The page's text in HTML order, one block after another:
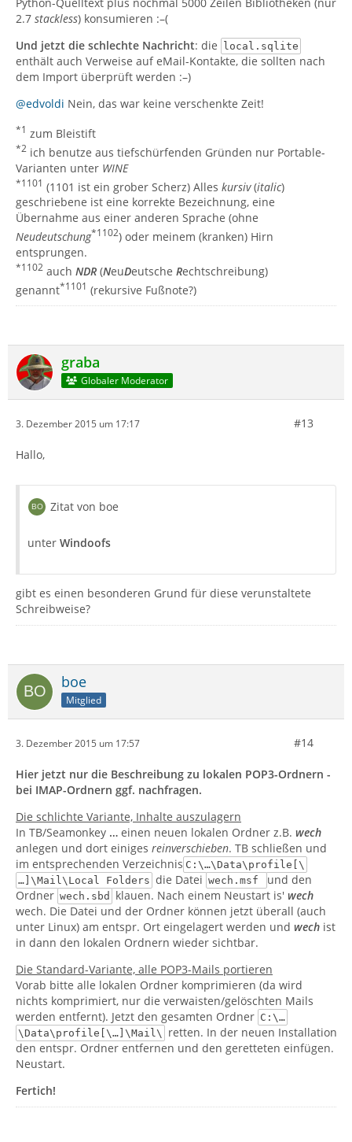
Python-Quelltext plus nochmal 5000 Zeilen Bibliotheken (nur
2.7 stackless) konsumieren :–(
Und jetzt die schlechte Nachricht: die local.sqlite
enthält auch Verweise auf eMail-Kontakte, die sollten nach
dem Import überprüft werden :–)
@edvoldi Nein, das war keine verschenkte Zeit!
*1 zum Bleistift
*2 ich benutze aus tiefschürfenden Gründen nur Portable-
Varianten unter WINE
*1101 (1101 ist ein grober Scherz) Alles kursiv(italic)
geschriebene ist eine korrekte Bezeichnung, eine
Übernahme aus einer anderen Sprache (ohne
Neudeutschung*1102) oder meinem (kranken) Hirn
entsprungen.
*1102 auch NDR (NeuDeutsche Rechtschreibung)
genannt*1101 (rekursive Fußnote?)
graba
Globaler Moderator
3. Dezember 2015 um 17:17 #13
Hallo,
Zitat von boe
unter Windoofs
gibt es einen besonderen Grund für diese verunstaltete
Schreibweise?
boe
Mitglied
3. Dezember 2015 um 17:57 #14
Hier jetzt nur die Beschreibung zu lokalen POP3-Ordnern -
bei IMAP-Ordnern ggf. nachfragen.
Die schlichte Variante, Inhalte auszulagern
In TB/Seamonkey … einen neuen lokalen Ordner z.B. wech
anlegen und dort einiges reinverschieben. TB schließen und
im entsprechenden Verzeichnis C:\…\Data\profile[\
…]\Mail\Local Folders die Datei wech.msf
und den
Ordner wech.sbd klauen. Nach einem Neustart is' wech
wech. Die Datei und der Ordner können jetzt überall (auch
unter Linux) am entspr. Ort eingelagert werden und wech ist
in dann den lokalen Ordnern wieder sichtbar.
Die Standard-Variante, alle POP3-Mails portieren
Vorab bitte alle lokalen Ordner komprimieren (da wird
nichts komprimiert, nur die verwaisten/gelöschten Mails
werden entfernt). Jetzt den gesamten Ordner C:\…
\Data\profile[\…]\Mail\
retten. In der neuen Installation
den entspr. Ordner entfernen und den geretteten einfügen.
Neustart.
Fertich!